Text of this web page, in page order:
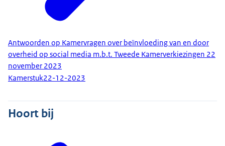
Antwoorden op Kamervragen over beïnvloeding van en door
overheid op social media m.b.t. Tweede Kamerverkiezingen 22
november 2023
Kamerstuk22-12-2023
Hoort bij